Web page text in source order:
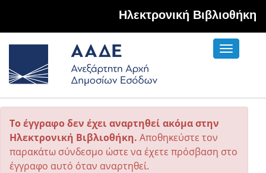
Hλεκτρονική Βιβλιοθήκη
Toggle
Το έγγραφο δεν έχει αναρτηθεί ακόμα στην
Ηλεκτρονική Βιβλιοθήκη. Αποθηκεύστε τον
παρακάτω σύνδεσμο ώστε να έχετε πρόσβαση στο
έγγραφο αυτό όταν αναρτηθεί.